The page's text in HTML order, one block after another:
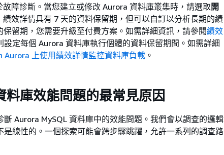
障診斷。當您建立或修改 Aurora 資料庫叢集時，請選取開
績效詳情具有 7 天的資料保留期，但可以自訂以分析長期的績
留期，您需要升級至付費方案。如需詳細資訊，請參閱績效
設定每個 Aurora 資料庫執行個體的資料保留期間。如需詳細
Aurora 上使用績效詳情監控資料庫負載 。
庫效能問題的最常見原因
Aurora MySQL 資料庫中的效能問題。我們會以調查的邏輯
是線性的。一個探索可能會跨步驟跳躍，允許一系列的調查路